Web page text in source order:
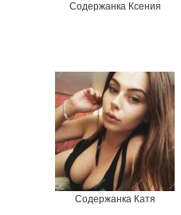
Содержанка Ксения
Содержанка Катя